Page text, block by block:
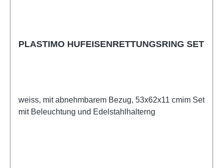
PLASTIMO HUFEISENRETTUNGSRING SET
weiss, mit abnehmbarem Bezug, 53x62x11 cmim Set
mit Beleuchtung und Edelstahlhalterng